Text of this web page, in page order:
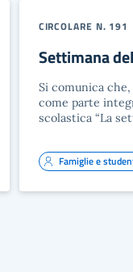
CIRCOLARE N. 191
Settimana
Si comunica che,
come parte
scolastica “La
Famiglie e